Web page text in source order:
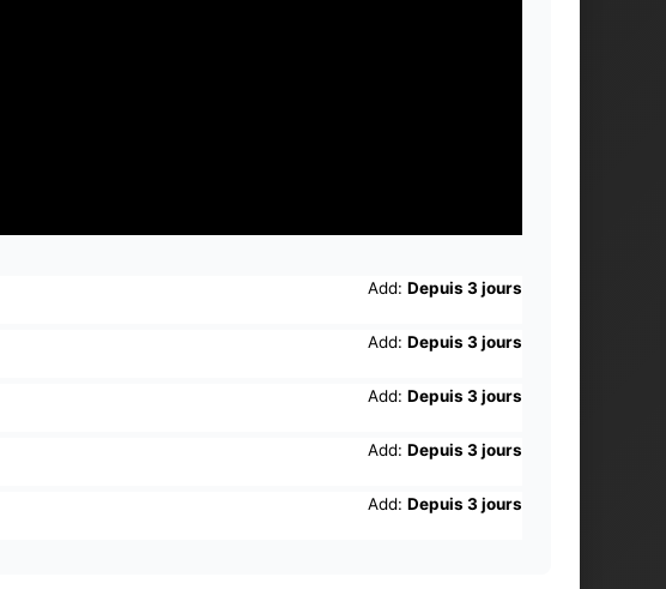
Add: Depuis 3 jours
Add: Depuis 3 jours
Add: Depuis 3 jours
Add: Depuis 3 jours
Add: Depuis 3 jours